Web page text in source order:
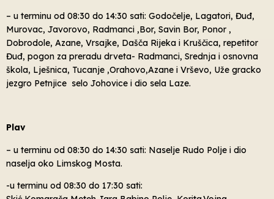
– u terminu od 08:30 do 14:30 sati: Godočelje, Lagatori, Đuđ,
Murovac, Javorovo, Radmanci ,Bor, Savin Bor, Ponor ,
Dobrodole, Azane, Vrsajke, Dašča Rijeka i Kruščica, repetitor
Đuđ, pogon za preradu drveta- Radmanci, Srednja i osnovna
škola, Lješnica, Tucanje ,Orahovo,Azane i Vrševo, Uže gracko
jezgro Petnjice selo Johovice i dio sela Laze.
Plav
– u terminu od 08:30 do 14:30 sati: Naselje Rudo Polje i dio
naselja oko Limskog Mosta.
-u terminu od 08:30 do 17:30 sati: